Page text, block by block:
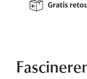
Gratis